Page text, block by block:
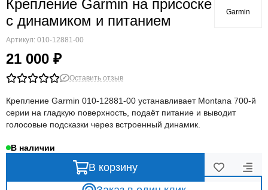
Крепление Garmin на присоске
с динамиком и питанием
Артикул: 010-12881-00
21 000 ₽
Garmin
Оставить отзыв
Крепление Garmin 010-12881-00 устанавливает Montana 700-й
серии на гладкую поверхность, подаёт питание и выводит
голосовые подсказки через встроенный динамик.
В наличии
В корзину